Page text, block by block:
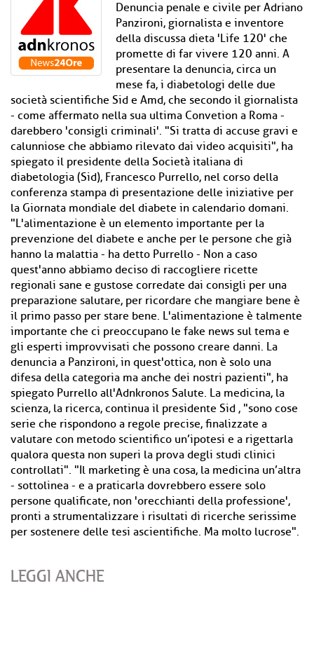
Denuncia penale e civile per Adriano
Panzironi, giornalista e inventore
della discussa dieta 'Life 120' che
promette di far vivere 120 anni. A
presentare la denuncia, circa un
mese fa, i diabetologi delle due
società scientifiche Sid e Amd, che secondo il giornalista
- come affermato nella sua ultima Convetion a Roma -
darebbero 'consigli criminali'. "Si tratta di accuse gravi e
calunniose che abbiamo rilevato dai video acquisiti", ha
spiegato il presidente della Società italiana di
diabetologia (Sid), Francesco Purrello, nel corso della
conferenza stampa di presentazione delle iniziative per
la Giornata mondiale del diabete in calendario domani.
"L'alimentazione è un elemento importante per la
prevenzione del diabete e anche per le persone che già
hanno la malattia - ha detto Purrello - Non a caso
quest'anno abbiamo deciso di raccogliere ricette
regionali sane e gustose corredate dai consigli per una
preparazione salutare, per ricordare che mangiare bene è
il primo passo per stare bene. L'alimentazione è talmente
importante che ci preoccupano le fake news sul tema e
gli esperti improvvisati che possono creare danni. La
denuncia a Panzironi, in quest'ottica, non è solo una
difesa della categoria ma anche dei nostri pazienti", ha
spiegato Purrello all'Adnkronos Salute. La medicina, la
scienza, la ricerca, continua il presidente Sid , "sono cose
serie che rispondono a regole precise, finalizzate a
valutare con metodo scientifico un’ipotesi e a rigettarla
qualora questa non superi la prova degli studi clinici
controllati". "Il marketing è una cosa, la medicina un’altra
- sottolinea - e a praticarla dovrebbero essere solo
persone qualificate, non 'orecchianti della professione',
pronti a strumentalizzare i risultati di ricerche serissime
per sostenere delle tesi ascientifiche. Ma molto lucrose".
LEGGI ANCHE